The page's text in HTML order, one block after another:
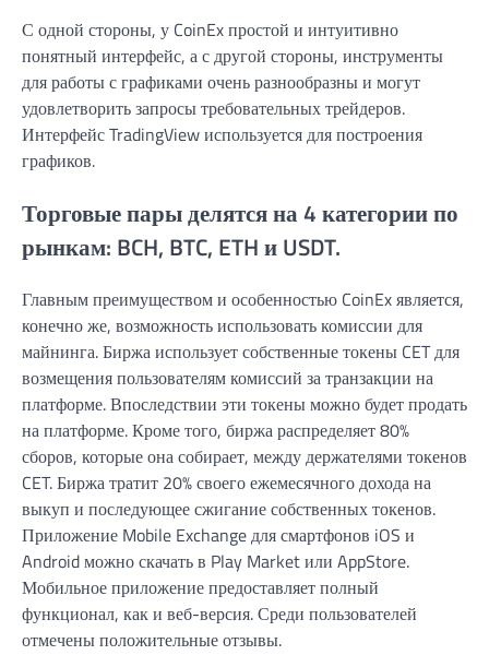
С одной стороны, у CoinEx простой и интуитивно
понятный интерфейс, а с другой стороны, инструменты
для работы с графиками очень разнообразны и могут
удовлетворить запросы требовательных трейдеров.
Интерфейс TradingView используется для построения
графиков.
Торговые пары делятся на 4 категории по
рынкам: BCH, BTC, ETH и USDT.
Главным преимуществом и особенностью CoinEx является,
конечно же, возможность использовать комиссии для
майнинга. Биржа использует собственные токены CET для
возмещения пользователям комиссий за транзакции на
платформе. Впоследствии эти токены можно будет продать
на платформе. Кроме того, биржа распределяет 80%
сборов, которые она собирает, между держателями токенов
CET. Биржа тратит 20% своего ежемесячного дохода на
выкуп и последующее сжигание собственных токенов.
Приложение Mobile Exchange для смартфонов iOS и
Android можно скачать в Play Market или AppStore.
Мобильное приложение предоставляет полный
функционал, как и веб-версия. Среди пользователей
отмечены положительные отзывы.